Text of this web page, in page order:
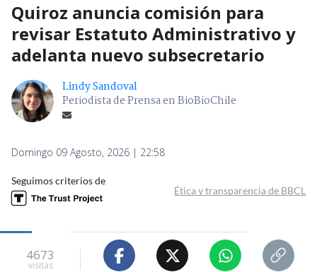
Quiroz anuncia comisión para
revisar Estatuto Administrativo y
adelanta nuevo subsecretario
Lindy Sandoval
Periodista de Prensa en BioBioChile
Domingo 09 Agosto, 2026 | 22:58
Seguimos criterios de
Ética y transparencia de BBCL
4673
visitas